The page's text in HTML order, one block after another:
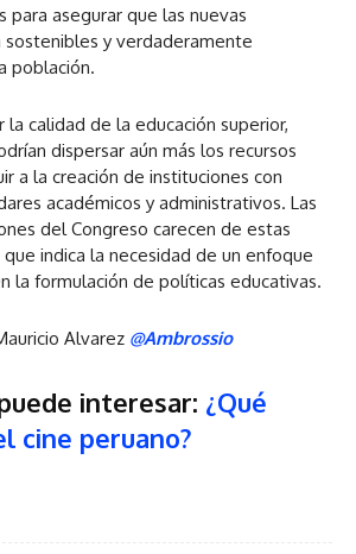
para asegurar que las nuevas
sostenibles y verdaderamente
población.
la calidad de la educación superior,
dispersar aún más los recursos
a la creación de instituciones con
académicos y administrativos. Las
del Congreso carecen de estas
indica la necesidad de un enfoque
la formulación de políticas educativas.
Alvarez @Ambrossio
interesar: ¿Qué
cine peruano?